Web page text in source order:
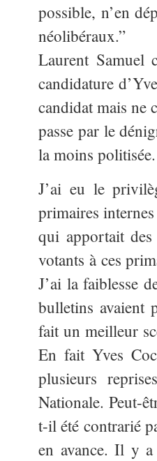
possible, n’en
néolibéraux.”
Laurent Samuel
candidature
candidat mais ne
passe par le
la moins politisée.
J’ai eu le
primaires
qui apportait
votants à ces
J’ai la faiblesse
bulletins avaient
fait un meilleur
En fait Yves
plusieurs
Nationale. Peut-
t-il été contrarié
en avance. Il y